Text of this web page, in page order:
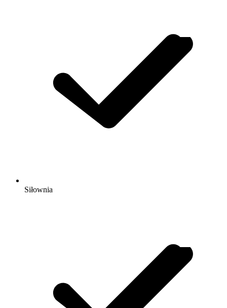
Siłownia